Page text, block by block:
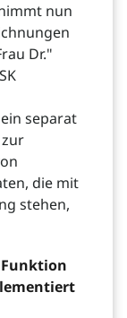
nun
Dr."
separat
die mit
stehen,
Funktion